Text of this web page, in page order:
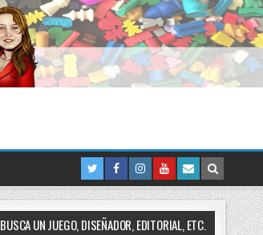
BUSCA UN JUEGO, DISEÑADOR, EDITORIAL, ETC.